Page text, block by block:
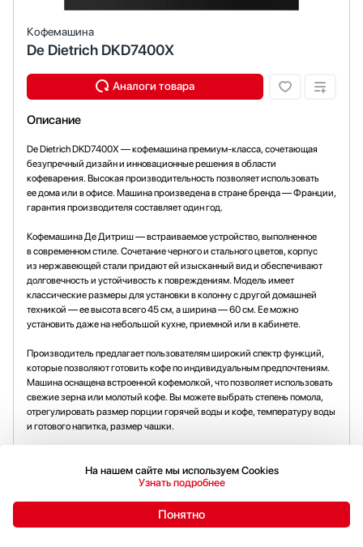
Кофемашина
De Dietrich DKD7400X
Описание
De Dietrich DKD7400X — кофемашина премиум-класса, сочетающая
безупречный дизайн и инновационные решения в области
кофеварения. Высокая производительность позволяет использовать
ее дома или в офисе. Машина произведена в стране бренда — Франции,
гарантия производителя составляет один год.
Кофемашина Де Дитриш — встраиваемое устройство, выполненное
в современном стиле. Сочетание черного и стального цветов, корпус
из нержавеющей стали придают ей изысканный вид и обеспечивают
долговечность и устойчивость к повреждениям. Модель имеет
классические размеры для установки в колонну с другой домашней
техникой — ее высота всего 45 см, а ширина — 60 см. Ее можно
установить даже на небольшой кухне, приемной или в кабинете.
Производитель предлагает пользователям широкий спектр функций,
которые позволяют готовить кофе по индивидуальным предпочтениям.
Машина оснащена встроенной кофемолкой, что позволяет использовать
свежие зерна или молотый кофе. Вы можете выбрать степень помола,
отрегулировать размер порции горячей воды и кофе, температуру воды
и готового напитка, размер чашки.
молочных, включая эспрессо, капучино и латте. Капучино готовится
автоматически, для этого достаточно нажать на кнопку. Интуитивно
нужный режим и настраивать параметры приготовления, отслеживать
количество оставшегося кофе и воды. Модель оснащена функцией
На нашем сайте мы используем Cookies
Узнать подробнее
Понятно